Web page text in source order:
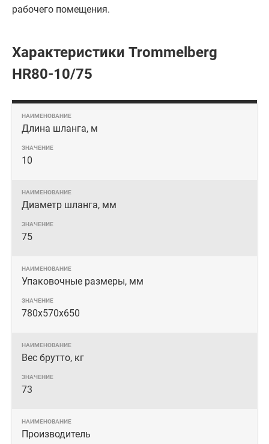
рабочего помещения.
Характеристики Trommelberg
HR80-10/75
Длина шланга, м
10
Диаметр шланга, мм
75
Упаковочные размеры, мм
780х570х650
Вес брутто, кг
73
Производитель